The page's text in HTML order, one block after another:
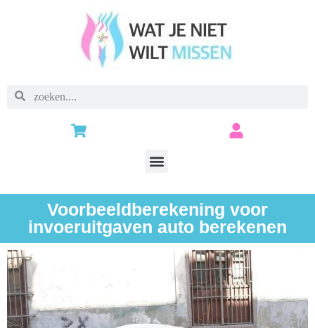
Voorbeeldberekening voor
invoeruitgaven auto berekenen